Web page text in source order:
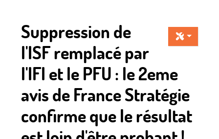
Suppression de
l'ISF remplacé par
l'IFI et le PFU : le 2eme
avis de France Stratégie
confirme que le résultat